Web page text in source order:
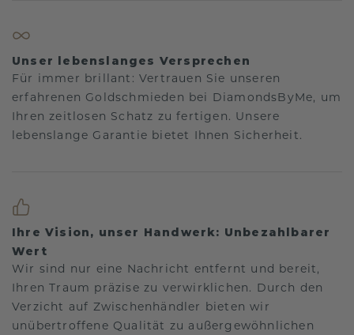
Unser lebenslanges Versprechen
Für immer brillant: Vertrauen Sie unseren
erfahrenen Goldschmieden bei DiamondsByMe, um
Ihren zeitlosen Schatz zu fertigen. Unsere
lebenslange Garantie bietet Ihnen Sicherheit.
Ihre Vision, unser Handwerk: Unbezahlbarer
Wert
Wir sind nur eine Nachricht entfernt und bereit,
Ihren Traum präzise zu verwirklichen. Durch den
Verzicht auf Zwischenhändler bieten wir
unübertroffene Qualität zu außergewöhnlichen